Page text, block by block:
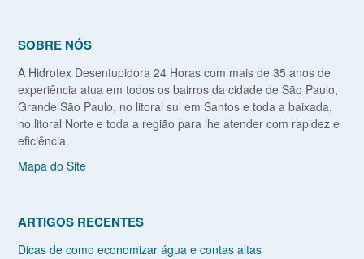
SOBRE NÓS
A Hidrotex Desentupidora 24 Horas com mais de 35 anos de
experiência atua em todos os bairros da cidade de São Paulo,
Grande São Paulo, no litoral sul em Santos e toda a baixada,
no litoral Norte e toda a região para lhe atender com rapidez e
eficiência.
Mapa do Site
ARTIGOS RECENTES
Dicas de como economizar água e contas altas